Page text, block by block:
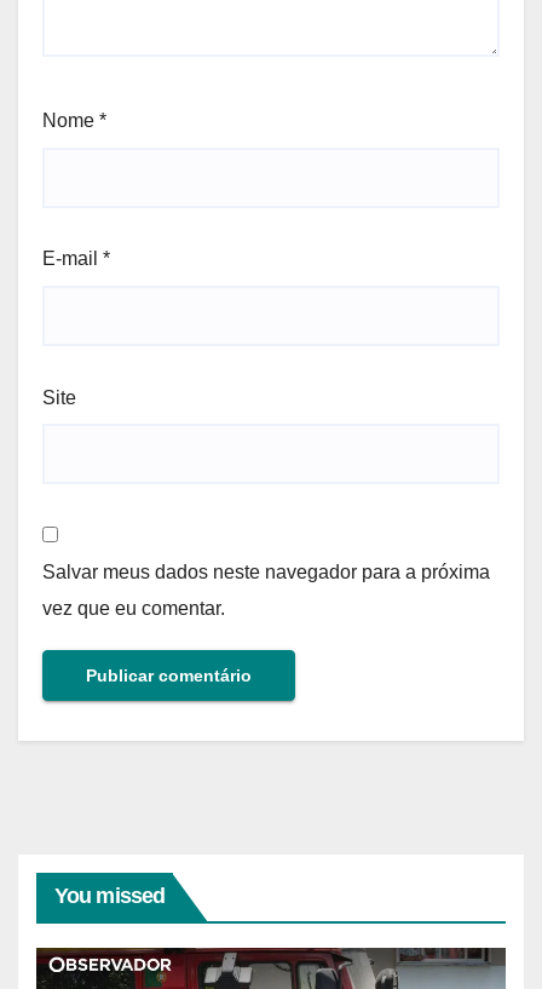
Nome *
E-mail *
Site
Salvar meus dados neste navegador para a próxima
vez que eu comentar.
You missed